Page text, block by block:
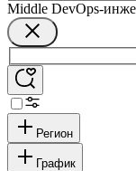
Middle DevOps-
Регион
График